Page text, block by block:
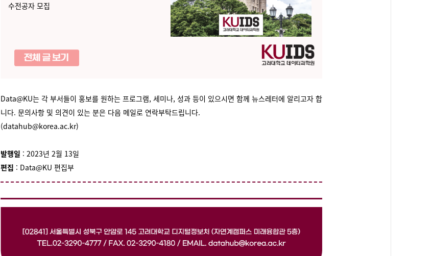
수전공자 모집
Data@KU는 각 부서들이 홍보를 원하는 프로그램, 세미나, 성과 등이 있으시면 함께 뉴스레터에 알리고자 합
니다. 문의사항 및 의견이 있는 분은 다음 메일로 연락부탁드립니다.
(datahub@korea.ac.kr)
발행일 : 2023년 2월 13일
편집 : Data@KU 편집부